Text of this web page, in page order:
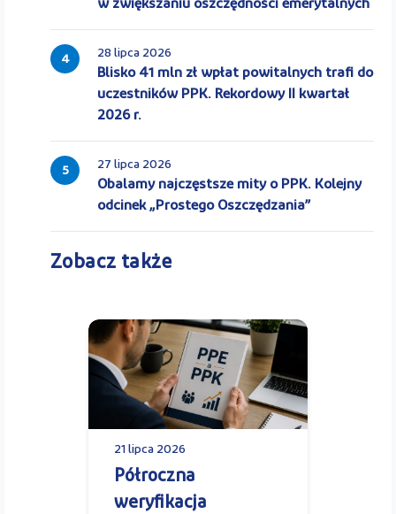
w zwiększaniu oszczędności emerytalnych
4 28 lipca 2026
Blisko 41 mln zł wpłat powitalnych trafi do
uczestników PPK. Rekordowy II kwartał
2026 r.
5 27 lipca 2026
Obalamy najczęstsze mity o PPK. Kolejny
odcinek „Prostego Oszczędzania”
Zobacz także
21 lipca 2026
Półroczna
weryfikacja